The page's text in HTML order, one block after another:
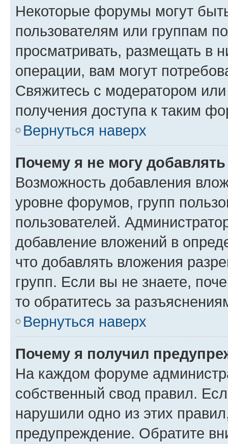
Некоторые форумы могут
пользователям или группам
просматривать, размещать в
операции, вам могут
Свяжитесь с модератором
получения доступа к таким
Вернуться наверх
Почему я не могу
Возможность добавления
уровне форумов, групп
пользователей.
добавление вложений в
что добавлять вложения
групп. Если вы не знаете,
то обратитесь за
Вернуться наверх
Почему я получил
На каждом форуме
собственный свод правил.
нарушили одно из этих
предупреждение. Обратите